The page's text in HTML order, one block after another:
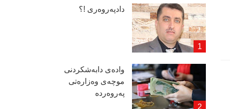
دادپەروەری !؟
وادەی دابەشكردنی
موچەی وەزارەتی
پەروەردە